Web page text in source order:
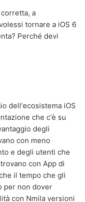
a
tornare a iOS 6
Perché devi
dell'ecosistema iOS
che c'è su
degli
con meno
e degli utenti che
con App di
il tempo che gli
per non dover
con Nmila versioni